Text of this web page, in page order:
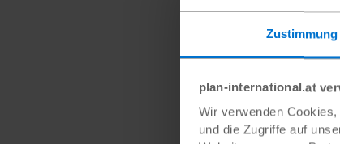
Zustimmung
plan-international.at
Wir verwenden
und die Zugriffe auf